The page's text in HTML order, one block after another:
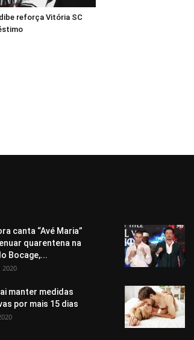
reforça Vitória SC
canta “Avé Maria”
quarentena na
Bocage,...
2020
manter medidas
por mais 15 dias